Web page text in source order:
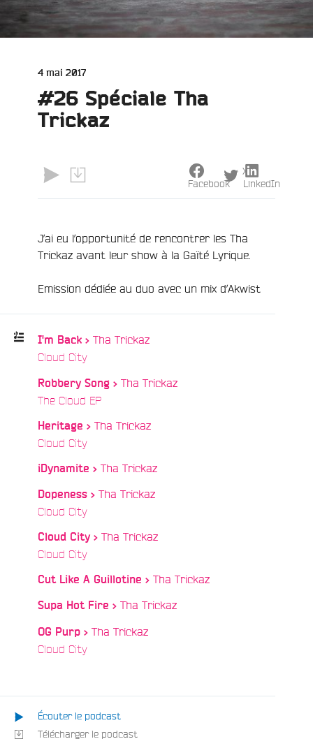
Publié
4 mai 2017
#26 Spéciale Tha
Trickaz
J’ai eu l’opportunité de rencontrer les Tha
Trickaz avant leur show à la Gaïté Lyrique.
Emission dédiée au duo avec un mix d’Akwist
:
I'm Back > Tha Trickaz
Cloud City/
Robbery Song > Tha Trickaz
The Cloud EP/
Heritage > Tha Trickaz
Cloud City/
iDynamite > Tha Trickaz/
Dopeness > Tha Trickaz
Cloud City/
Cloud City > Tha Trickaz
Cloud City/
Cut Like A Guillotine > Tha Trickaz/
Supa Hot Fire > Tha Trickaz/
OG Purp > Tha Trickaz
Cloud City/
Facebook
X
LinkedIn
Écouter le podcast
Télécharger le podcast